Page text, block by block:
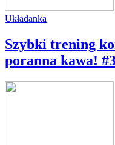
Układanka
Szybki trening
poranna kawa!